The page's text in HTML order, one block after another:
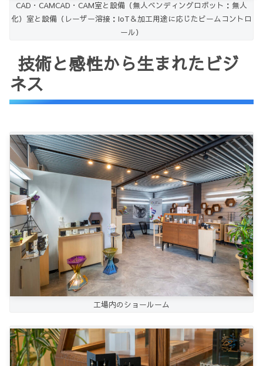
CAD・CAMCAD・CAM室と設備（無人ベンディングロボット：無人
化）室と設備（レーザー溶接：IoT＆加工用途に応じたビームコントロ
ール）
技術と感性から生まれたビジ
ネス
工場内のショールーム